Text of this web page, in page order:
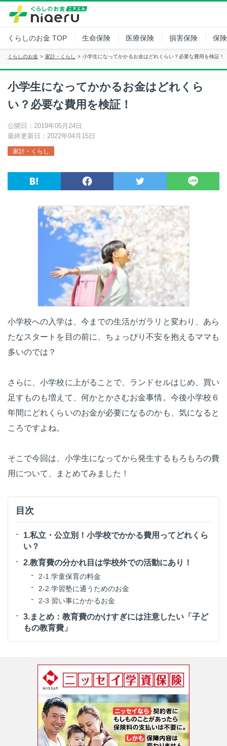
くらしのお金 TOP 生命保険 医療保険 損害保険 保
くらしのお金 家計・くらし 小学生になってかかるお金はどれくらい？必要な費用を検証！
小学生になってかかるお金はどれくら
い？必要な費用を検証！
公開日：2019年05月24日
最終更新日：2022年04月15日
家計・くらし
小学校への入学は、今までの生活がガラリと変わり、あら
たなスタートを目の前に、ちょっぴり不安を抱えるママも
多いのでは？
さらに、小学校に上がることで、ランドセルはじめ、買い
足すものも増えて、何かとかさむお金事情。今後小学校６
年間にどれくらいのお金が必要になるのかも、気になると
ころですよね。
そこで今回は、小学生になってから発生するもろもろの費
用について、まとめてみました！
目次
1.私立・公立別！小学校でかかる費用ってどれくら
い？
2.教育費の分かれ目は学校外での活動にあり！
2-1.学童保育の料金
2-2.学習塾に通うためのお金
2-3.習い事にかかるお金
3.まとめ：教育費のかけすぎには注意したい「子ど
もの教育費」